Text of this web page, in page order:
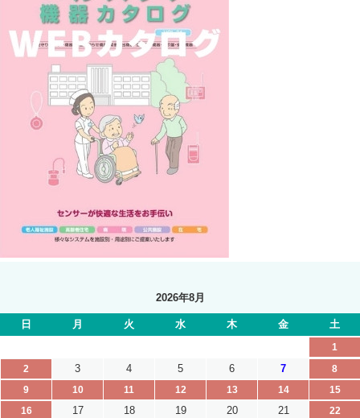
2026年8月
日 月 火 水 木 金 土
1
2
3 4 5 6 7
8
9
10 11 12 13 14
15
16
17 18 19 20 21
22